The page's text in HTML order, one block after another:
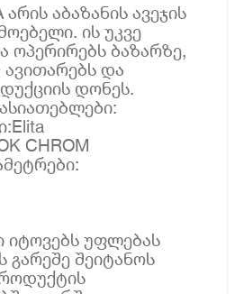
არის აბაზანის ავეჯის
ის უკვე
ოპერირებს ბაზარზე,
და
დონეს.
CHROM
იტოვებს უფლებას
შეიტანოს